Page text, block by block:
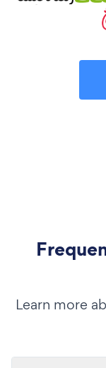
Learn more